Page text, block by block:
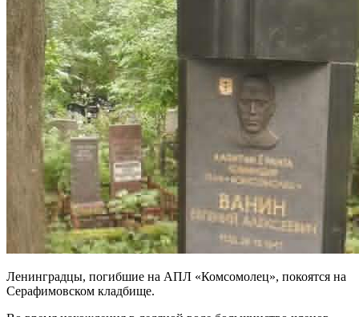
Ленинградцы, погибшие на АПЛ «Комсомолец», покоятся на
Серафимовском кладбище.